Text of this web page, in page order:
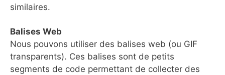
similaires.
Balises Web
Nous pouvons utiliser des balises web (ou GIF
transparents). Ces balises sont de petits
segments de code permettant de collecter des